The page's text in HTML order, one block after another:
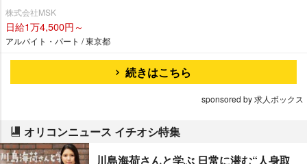
株式会社MSK
日給1万4,500円～
アルバイト・パート / 東京都
続きはこちら
sponsored by 求人ボックス
オリコンニュース イチオシ特集
川島海荷さんと学ぶ 日常に潜む“人身取